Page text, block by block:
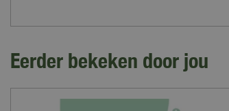
Eerder bekeken door jou